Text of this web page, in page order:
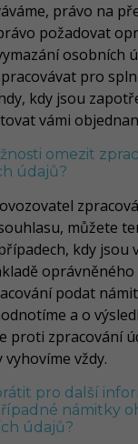
právo na
požadovat
osobních
pro
kdy jsou
vámi
omezit
údajů?
můžete
kdy jsou
podat
a o
proti zpracování
vždy.
pro další
námitky
údajů?